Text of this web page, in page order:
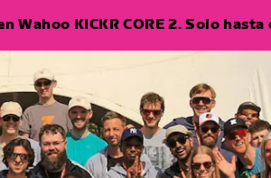
KICKR CORE 2. Solo hasta